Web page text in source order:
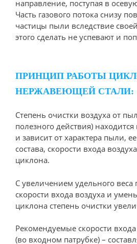
направление, поступая в
Часть газового потока снизу
частицы пыли вследствие
этого сделать не успевают и
ПРИНЦИП РАБОТЫ
НЕРЖАВЕЮЩЕЙ СТАЛИ:
Степень очистки воздуха от
полезного действия)
и зависит от характера пыли,
состава, скорости входа
циклона.
С увеличением удельного
скорости входа воздуха и
циклона степень очистки
Рекомендуемые скорости
(во входном патрубке) –